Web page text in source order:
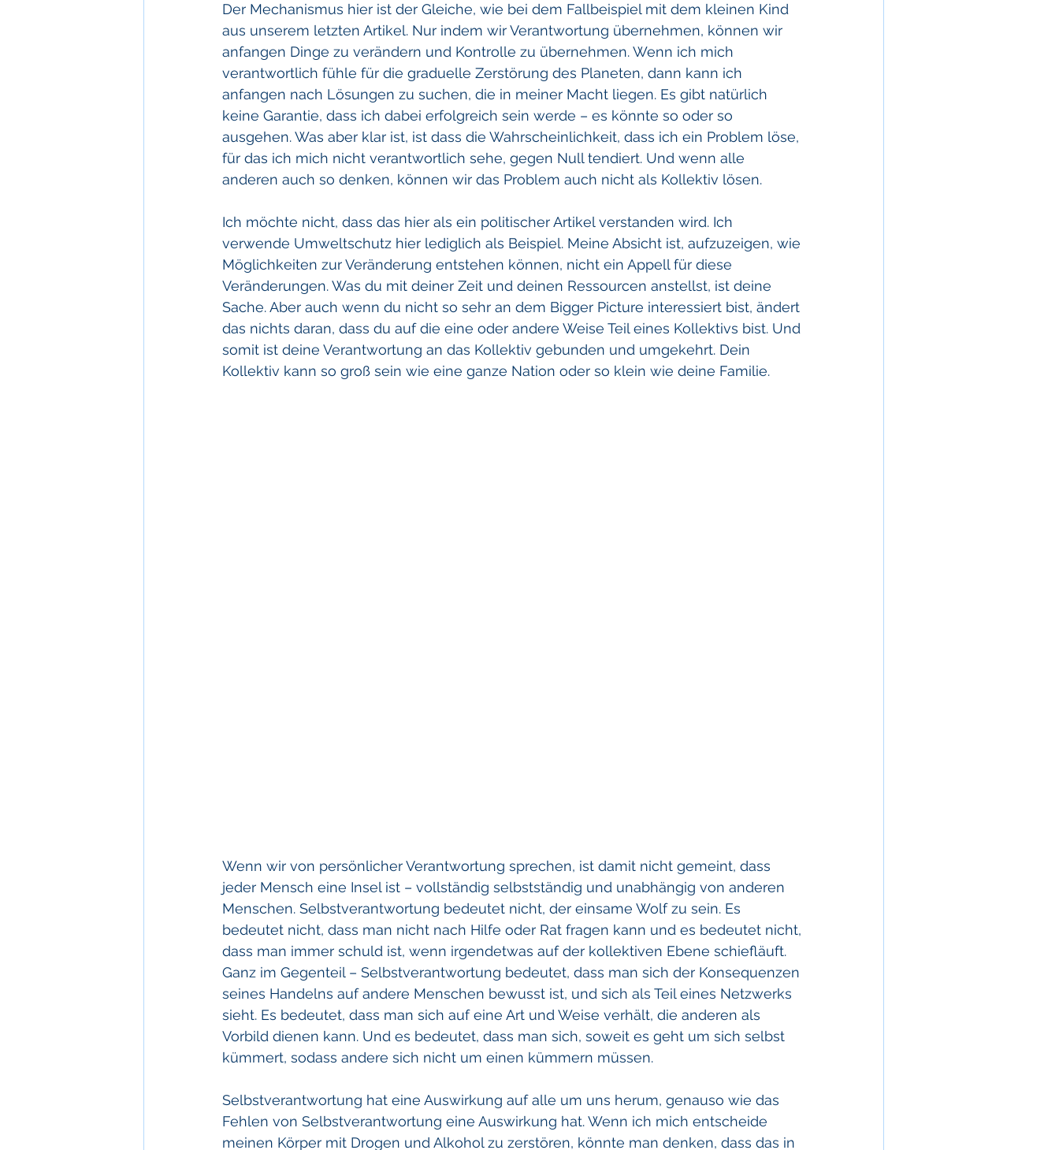
Der Mechanismus hier ist der Gleiche, wie bei dem Fallbeispiel mit dem kleinen Kind
aus unserem letzten Artikel. Nur indem wir Verantwortung übernehmen, können wir
anfangen Dinge zu verändern und Kontrolle zu übernehmen. Wenn ich mich
verantwortlich fühle für die graduelle Zerstörung des Planeten, dann kann ich
anfangen nach Lösungen zu suchen, die in meiner Macht liegen. Es gibt natürlich
keine Garantie, dass ich dabei erfolgreich sein werde – es könnte so oder so
ausgehen. Was aber klar ist, ist dass die Wahrscheinlichkeit, dass ich ein Problem löse,
für das ich mich nicht verantwortlich sehe, gegen Null tendiert. Und wenn alle
anderen auch so denken, können wir das Problem auch nicht als Kollektiv lösen.
Ich möchte nicht, dass das hier als ein politischer Artikel verstanden wird. Ich
verwende Umweltschutz hier lediglich als Beispiel. Meine Absicht ist, aufzuzeigen, wie
Möglichkeiten zur Veränderung entstehen können, nicht ein Appell für diese
Veränderungen. Was du mit deiner Zeit und deinen Ressourcen anstellst, ist deine
Sache. Aber auch wenn du nicht so sehr an dem Bigger Picture interessiert bist, ändert
das nichts daran, dass du auf die eine oder andere Weise Teil eines Kollektivs bist. Und
somit ist deine Verantwortung an das Kollektiv gebunden und umgekehrt. Dein
Kollektiv kann so groß sein wie eine ganze Nation oder so klein wie deine Familie.
Wenn wir von persönlicher Verantwortung sprechen, ist damit nicht gemeint, dass
jeder Mensch eine Insel ist – vollständig selbstständig und unabhängig von anderen
Menschen. Selbstverantwortung bedeutet nicht, der einsame Wolf zu sein. Es
bedeutet nicht, dass man nicht nach Hilfe oder Rat fragen kann und es bedeutet nicht,
dass man immer schuld ist, wenn irgendetwas auf der kollektiven Ebene schiefläuft.
Ganz im Gegenteil – Selbstverantwortung bedeutet, dass man sich der Konsequenzen
seines Handelns auf andere Menschen bewusst ist, und sich als Teil eines Netzwerks
sieht. Es bedeutet, dass man sich auf eine Art und Weise verhält, die anderen als
Vorbild dienen kann. Und es bedeutet, dass man sich, soweit es geht um sich selbst
kümmert, sodass andere sich nicht um einen kümmern müssen.
Selbstverantwortung hat eine Auswirkung auf alle um uns herum, genauso wie das
Fehlen von Selbstverantwortung eine Auswirkung hat. Wenn ich mich entscheide
meinen Körper mit Drogen und Alkohol zu zerstören, könnte man denken, dass das in